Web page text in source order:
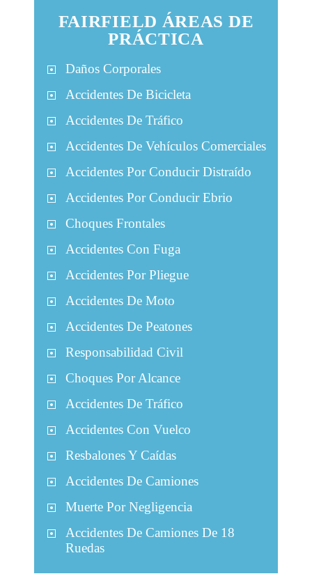
FAIRFIELD ÁREAS DE
PRÁCTICA
Daños Corporales
Accidentes De Bicicleta
Accidentes De Tráfico
Accidentes De Vehículos Comerciales
Accidentes Por Conducir Distraído
Accidentes Por Conducir Ebrio
Choques Frontales
Accidentes Con Fuga
Accidentes Por Pliegue
Accidentes De Moto
Accidentes De Peatones
Responsabilidad Civil
Choques Por Alcance
Accidentes De Tráfico
Accidentes Con Vuelco
Resbalones Y Caídas
Accidentes De Camiones
Muerte Por Negligencia
Accidentes De Camiones De 18
Ruedas